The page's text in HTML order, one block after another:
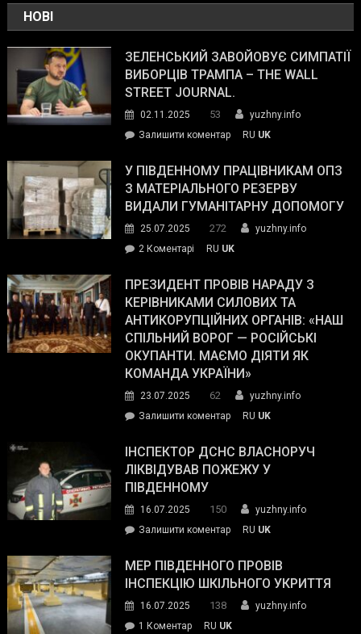
НОВІ
ЗЕЛЕНСЬКИЙ ЗАВОЙОВУЄ СИМПАТІЇ
ВИБОРЦІВ ТРАМПА – THE WALL
STREET JOURNAL.
02.11.2025 53
yuzhny.info
Залишити коментарon
завойовує
симпатії
виборців
The
Street
Journal.
RU UK
У ПІВДЕННОМУ ПРАЦІВНИКАМ ОПЗ
З МАТЕРІАЛЬНОГО РЕЗЕРВУ
ВИДАЛИ ГУМАНІТАРНУ ДОПОМОГУ
25.07.2025 272
yuzhny.info
2 Коментарі
Південному
працівникам
ОПЗ
з
матеріального
резерву
гуманітарну
допомогу
RU UK
ПРЕЗИДЕНТ ПРОВІВ НАРАДУ З
КЕРІВНИКАМИ СИЛОВИХ ТА
АНТИКОРУПЦІЙНИХ ОРГАНІВ: «НАШ
СПІЛЬНИЙ ВОРОГ — РОСІЙСЬКІ
ОКУПАНТИ. МАЄМО ДІЯТИ ЯК
КОМАНДА УКРАЇНИ»
23.07.2025 62
yuzhny.info
Залишити коментарon
провів
нараду
силових
та
органів:
«Наш
спільний
RU UK
ІНСПЕКТОР ДСНС ВЛАСНОРУЧ
ЛІКВІДУВАВ ПОЖЕЖУ У
ПІВДЕННОМУ
16.07.2025 150
yuzhny.info
Залишити коментарon
ДСНС
власноруч
пожежу
у
RU UK
МЕР ПІВДЕННОГО ПРОВІВ
ІНСПЕКЦІЮ ШКІЛЬНОГО УКРИТТЯ
16.07.2025 138
yuzhny.info
1 Коментардо RU UK